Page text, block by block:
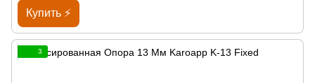
Купить ⚡
3